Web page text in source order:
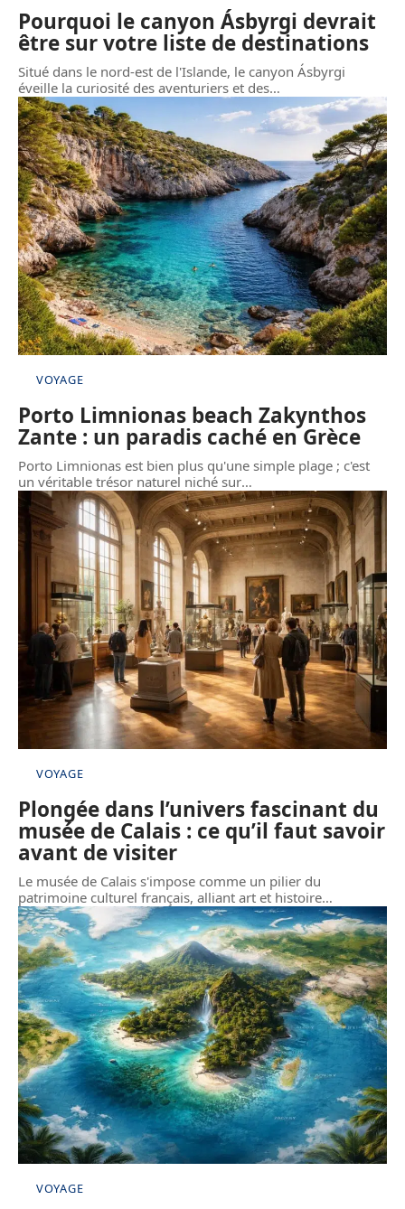
Pourquoi le canyon Ásbyrgi devrait
être sur votre liste de destinations
Situé dans le nord-est de l'Islande, le canyon Ásbyrgi
éveille la curiosité des aventuriers et des…
VOYAGE
Porto Limnionas beach Zakynthos
Zante : un paradis caché en Grèce
Porto Limnionas est bien plus qu'une simple plage ; c'est
un véritable trésor naturel niché sur…
VOYAGE
Plongée dans l’univers fascinant du
musée de Calais : ce qu’il faut savoir
avant de visiter
Le musée de Calais s'impose comme un pilier du
patrimoine culturel français, alliant art et histoire…
VOYAGE